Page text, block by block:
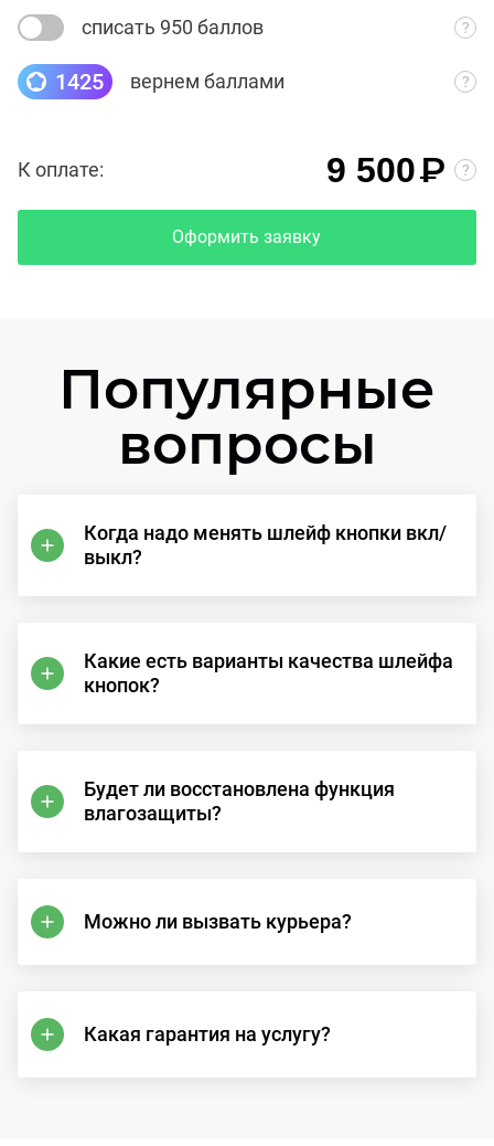
списать 950 баллов
1425 вернем баллами
К оплате: 9 500₽
Оформить заявку
Популярные
вопросы
Когда надо менять шлейф кнопки вкл/
выкл?
Какие есть варианты качества шлейфа
кнопок?
Будет ли восстановлена функция
влагозащиты?
Можно ли вызвать курьера?
Какая гарантия на услугу?